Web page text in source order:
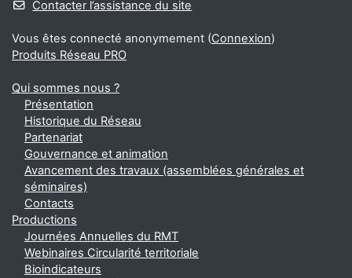
Contacter l’assistance du site
Vous êtes connecté anonymement (Connexion)
Produits Réseau PRO
Qui sommes nous ?
Présentation
Historique du Réseau
Partenariat
Gouvernance et animation
Avancement des travaux (assemblées générales et
séminaires)
Contacts
Productions
Journées Annuelles du RMT
Webinaires Circularité territoriale
Bioindicateurs